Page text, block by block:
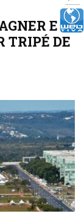
E
TRIPÉ DE